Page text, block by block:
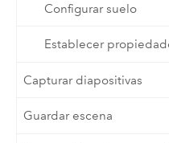
Configurar suelo
Establecer
Capturar diapositivas
Guardar escena